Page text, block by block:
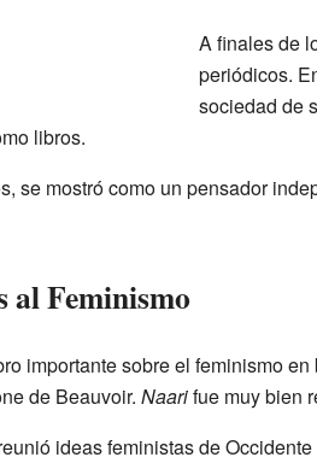
A finales de
periódicos.
sociedad de
libros.
se mostró como un pensador
al Feminismo
importante sobre el feminismo
de Beauvoir. Naarifue muy bien
ideas feministas de